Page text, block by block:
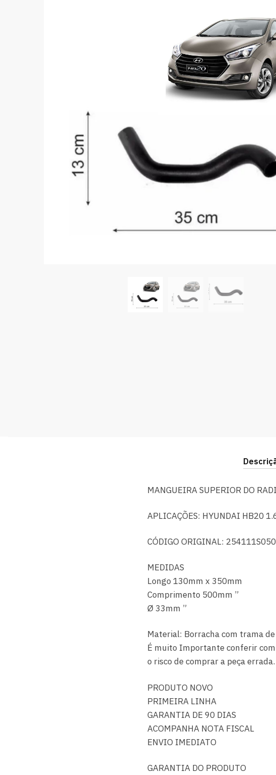
MANGUEIRA SUPERIOR DO
APLICAÇÕES: HYUNDAI HB20
CÓDIGO ORIGINAL: 254111S050
MEDIDAS
Longo 130mm x 350mm
Comprimento 500mm ”
Ø 33mm ”
Material: Borracha com trama
É muito Importante conferir com
o risco de comprar a peça errada.
PRODUTO NOVO
PRIMEIRA LINHA
GARANTIA DE 90 DIAS
ACOMPANHA NOTA FISCAL
ENVIO IMEDIATO
GARANTIA DO PRODUTO